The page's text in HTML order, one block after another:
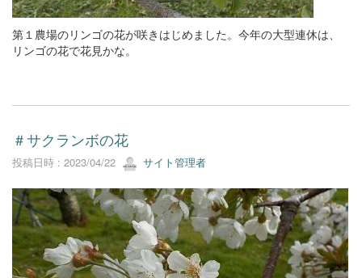
第１農場のリンゴの花が咲きはじめました。今年の大型連休は、
リンゴの花で花見かな。
＃サクランボの花
投稿日時 : 2023/04/22 サイト管理者